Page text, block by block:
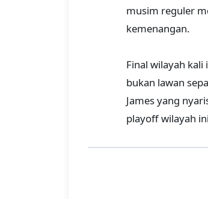
musim reguler
kemenangan.
Final wilayah
bukan lawan
James yang
playoff wilayah